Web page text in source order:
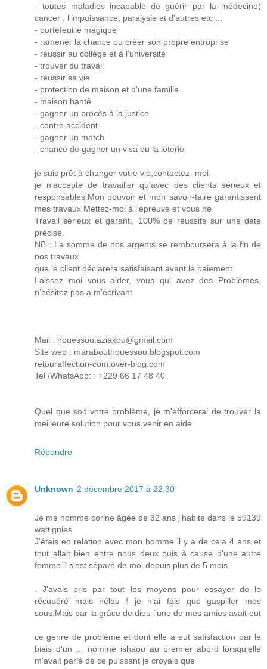
- toutes maladies incapable de guérir par la médecine(
cancer , l'impuissance, paralysie et d'autres etc ...
- portefeuille magique
- ramener la chance ou créer son propre entroprise
- réussir au collège et à l'université
- trouver du travail
- réussir sa vie
- protection de maison et d'une famille
- maison hanté
- gagner un procès à la justice
- contre accident
- gagner un match
- chance de gagner un visa ou la loterie
je suis prêt à changer votre vie,contactez- moi.
je n'accepte de travailler qu'avec des clients sérieux et
responsables.Mon pouvoir et mon savoir-faire garantissent
mes travaux Mettez-moi à l'épreuve et vous ne
Travail sérieux et garanti, 100% de réussite sur une date
précise.
NB : La somme de nos argents se remboursera à la fin de
nos travaux
que le client déclarera satisfaisant avant le paiement.
Laissez moi vous aider, vous qui avez des Problèmes,
n’hésitez pas a m'écrivant
Mail : houessou.aziakou@gmail.com
Site web : marabouthouessou.blogspot.com
retouraffection-com.over-blog.com
Tel /WhatsApp: : +229 66 17 48 40
Quel que soit votre problème, je m'efforcerai de trouver la
meilleure solution pour vous venir en aide
Répondre
Unknown 2 décembre 2017 à 22:30
Je me nomme corine âgée de 32 ans j'habite dans le 59139
wattignies .
J'étais en relation avec mon homme il y a de cela 4 ans et
tout allait bien entre nous deux puis à cause d'une autre
femme il s'est séparé de moi depuis plus de 5 mois
. J'avais pris par tout les moyens pour essayer de le
récupéré mais hélas ! je n'ai fais que gaspiller mes
sous.Mais par la grâce de dieu l'une de mes amies avait eut
ce genre de problème et dont elle a eut satisfaction par le
biais d'un ... nommé ishaou au premier abord lorsqu'elle
m'avait parlé de ce puissant je croyais que